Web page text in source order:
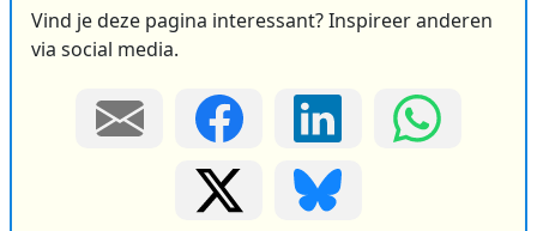
Vind je deze pagina interessant? Inspireer anderen
via social media.